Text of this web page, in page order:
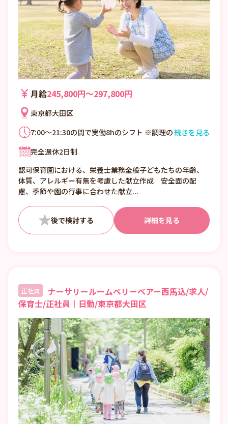
月給245,800円〜297,800円
東京都大田区
7:00～21:30の間で実働8hのシフト ※調理の
になります。 ※土曜日はシフトに従う ※振
休憩60分 ・時間外勤務:あり（月平均時間外
労働時間10時間）
続きを見る
完全週休2日制
認可保育園における、栄養士業務全般子どもたちの年齢、
体質、アレルギー有無を考慮した献立作成 安全面の配
慮、季節や園の行事に合わせた献立...
詳細を見る
正社員
ナーサリールームベリーベアー西馬込/求人/
保育士/正社員｜日勤/東京都大田区